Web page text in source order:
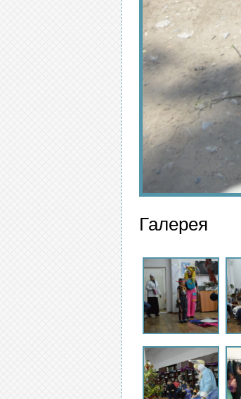
Галерея